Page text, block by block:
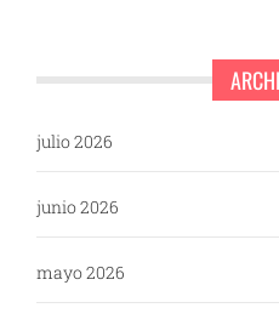
julio 2026
junio 2026
mayo 2026